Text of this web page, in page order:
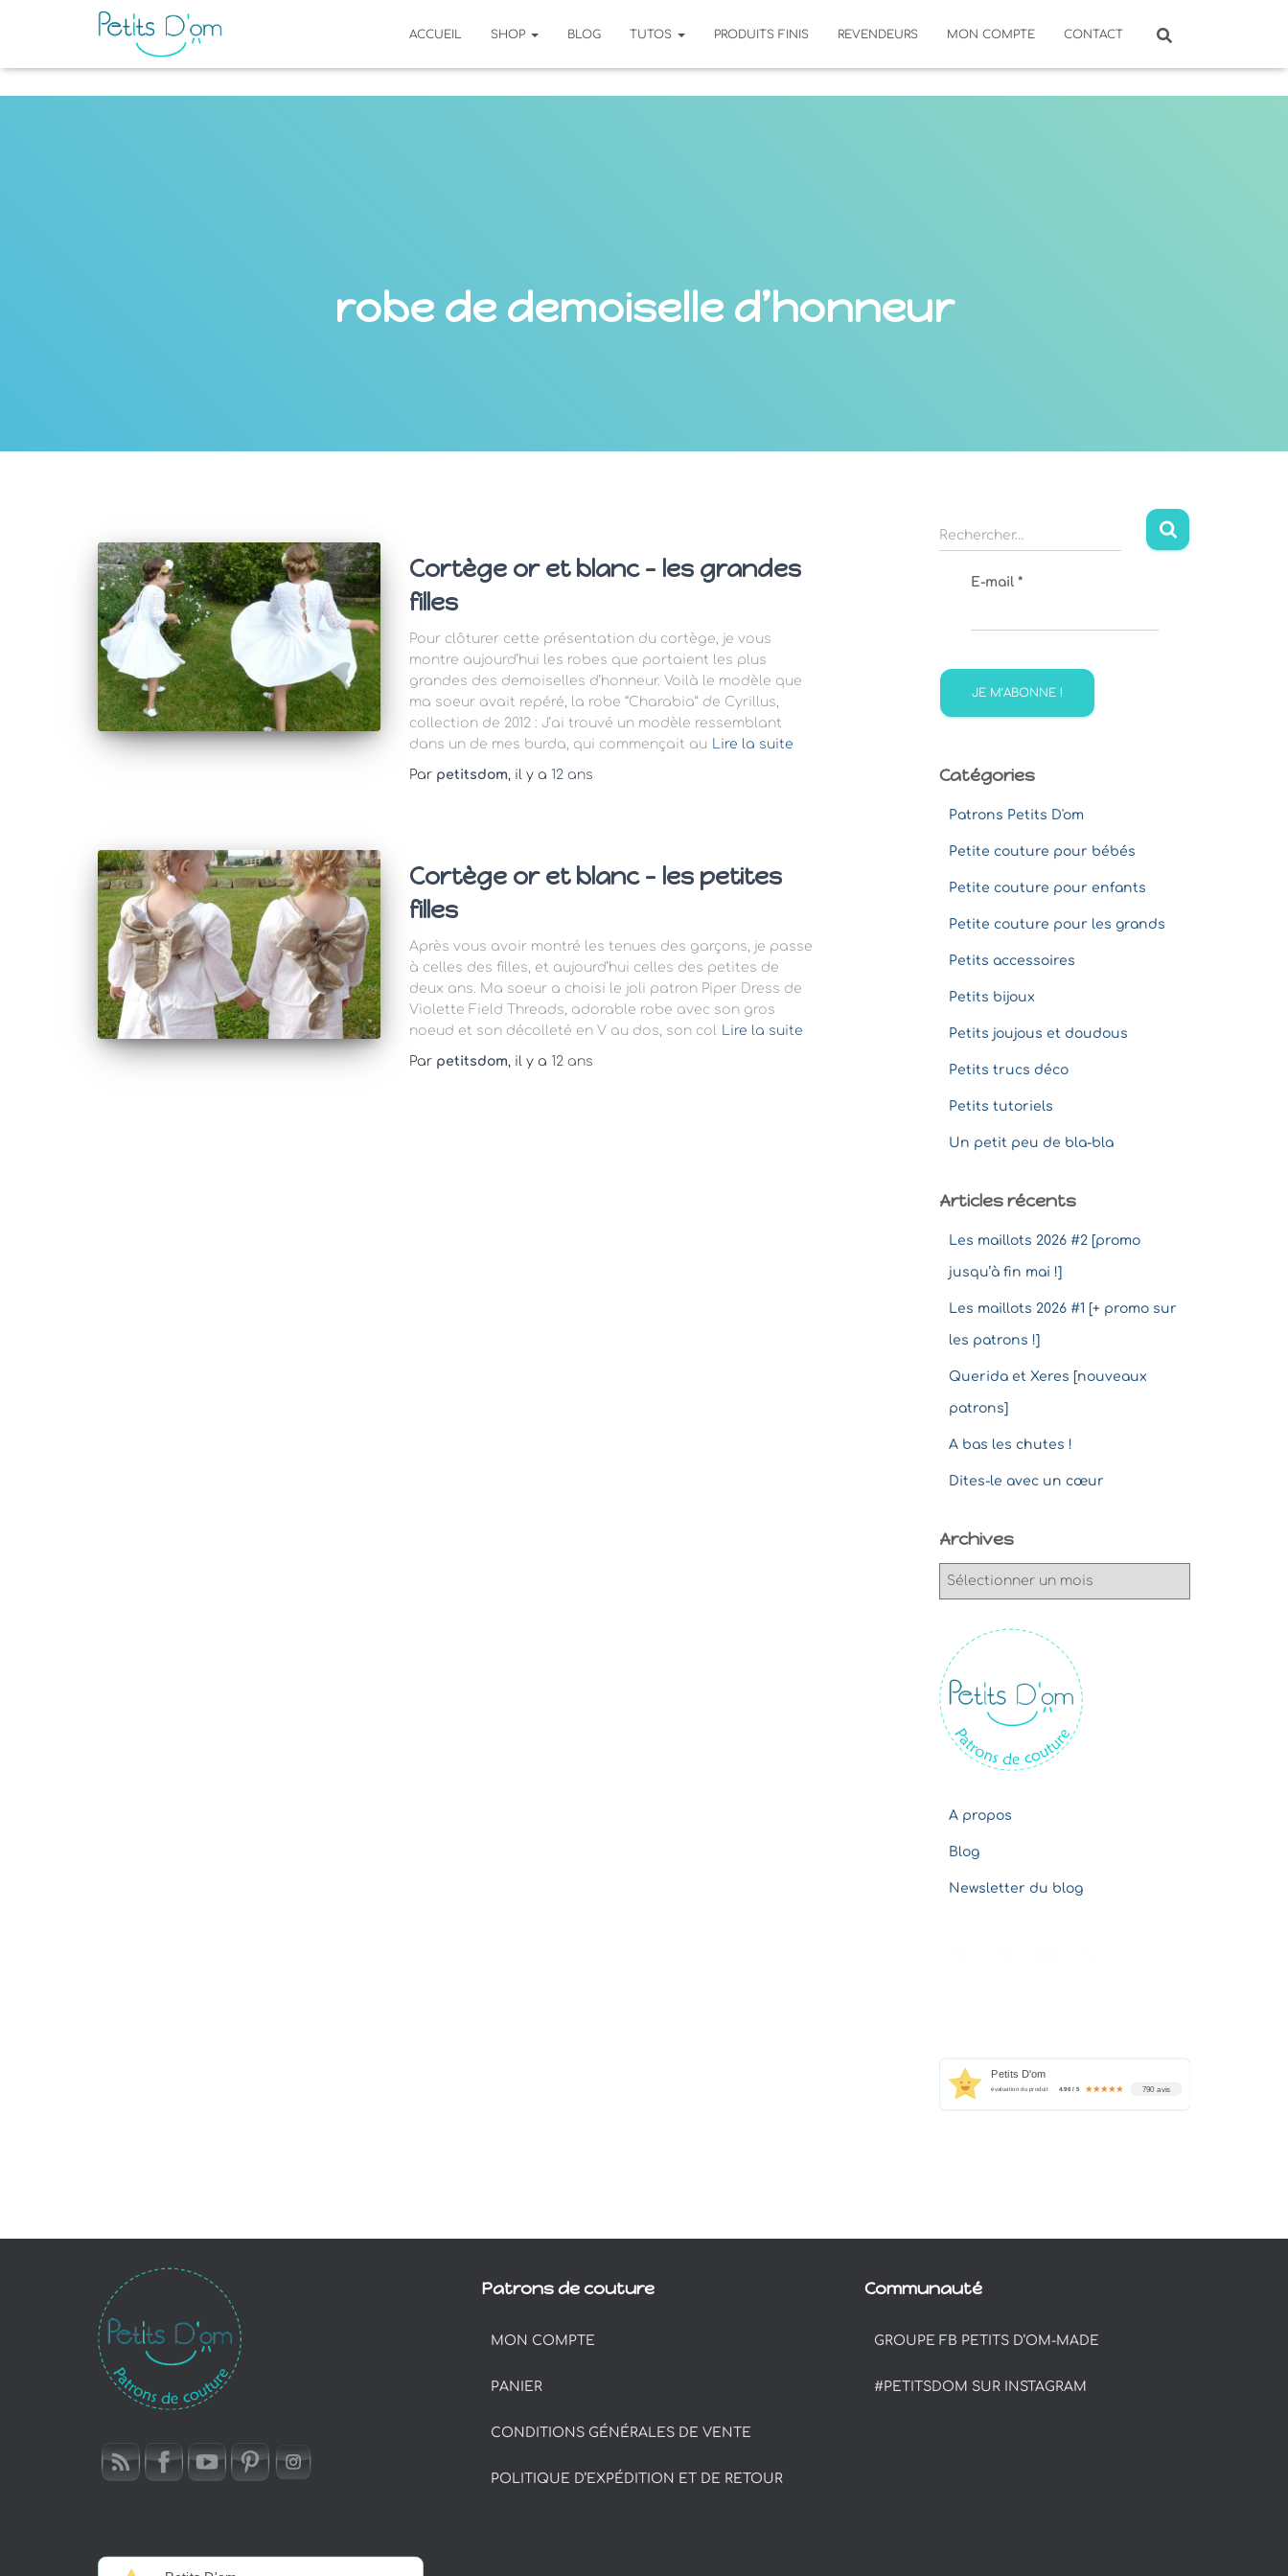
ACCUEIL SHOP BLOG TUTOS PRODUITS FINIS REVENDEURS MON COMPTE CONTACT
robe de demoiselle d’honneur
Cortège or et blanc – les grandes
filles
Pour clôturer cette présentation du cortège, je vous
montre aujourd’hui les robes que portaient les plus
grandes des demoiselles d’honneur. Voilà le modèle que
ma soeur avait repéré, la robe “Charabia” de Cyrillus,
collection de 2012 : J’ai trouvé un modèle ressemblant
dans un de mes burda, qui commençait au Lire la suite
Par petitsdom, il y a 12 ans
Cortège or et blanc – les petites
filles
Après vous avoir montré les tenues des garçons, je passe
à celles des filles, et aujourd’hui celles des petites de
deux ans. Ma soeur a choisi le joli patron Piper Dress de
Violette Field Threads, adorable robe avec son gros
noeud et son décolleté en V au dos, son col Lire la suite
Par petitsdom, il y a 12 ans
R
e
h
r
Rechercher…
E-mail *
Catégories
Patrons Petits D'om
Petite couture pour bébés
Petite couture pour enfants
Petite couture pour les grands
Petits accessoires
Petits bijoux
Petits joujous et doudous
Petits trucs déco
Petits tutoriels
Un petit peu de bla-bla
Articles récents
Les maillots 2026 #2 [promo
jusqu’à fin mai !]
Les maillots 2026 #1 [+ promo sur
les patrons !]
Querida et Xeres [nouveaux
patrons]
A bas les chutes !
Dites-le avec un cœur
Archives
v
e
s
A propos
Blog
Newsletter du blog
Petits D'om
évaluation du produit 4.96 / 5 790 avis
Patrons de couture
MON COMPTE
PANIER
CONDITIONS GÉNÉRALES DE VENTE
POLITIQUE D’EXPÉDITION ET DE RETOUR
Communauté
GROUPE FB PETITS D’OM-MADE
#PETITSDOM SUR INSTAGRAM